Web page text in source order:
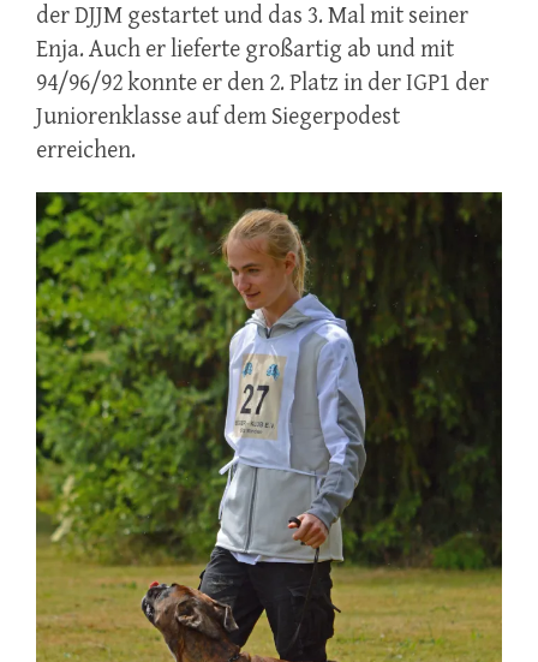
der DJJM gestartet und das 3. Mal mit seiner
Enja. Auch er lieferte großartig ab und mit
94/96/92 konnte er den 2. Platz in der IGP1 der
Juniorenklasse auf dem Siegerpodest
erreichen.